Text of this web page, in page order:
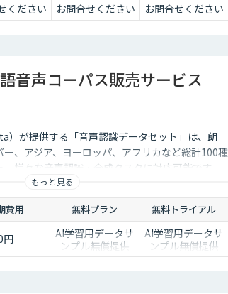
ください お問合せください お問合せください
音声コーパス販売サービス
が提供する「音声認識データセット」は、朗
、アジア、ヨーロッパ、アフリカなど総計100種
様々な音声認識・合成タスクに対応可能です。
もっと見る
費用 無料プラン 無料トライアル
円
AI学習用データサ
ンプル無償提供
AI学習用データサ
ンプル無償提供